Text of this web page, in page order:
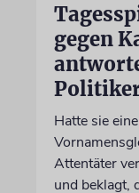
gegen
Hatte sie
Attentäter
und beklagt,